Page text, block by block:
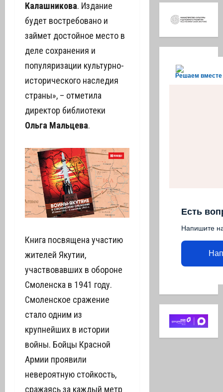
Калашникова. Издание
будет востребовано и
займет достойное место в
деле сохранения и
популяризации культурно-
исторического наследия
страны», – отметила
директор библиотеки
Ольга Мальцева.
Книга посвящена участию
жителей Якутии,
участвовавших в обороне
Смоленска в 1941 году.
Смоленское сражение
стало одним из
крупнейших в истории
войны. Бойцы Красной
Армии проявили
невероятную стойкость,
сражаясь за каждый метр
Решаем вместе
Есть
Напишите